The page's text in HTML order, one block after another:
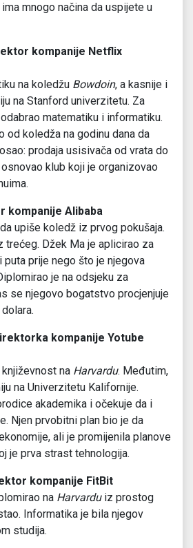
mnogo načina da uspijete u
kompanije Netflix
na koledžu Bowdoin, a kasnije i
na Stanford univerzitetu. Za
matematiku i informatiku.
od koledža na godinu dana da
prodaja usisivača od vrata do
klub koji je organizovao
kompanije Alibaba
upiše koledž iz prvog pokušaja.
trećeg. Džek Ma je aplicirao za
puta prije nego što je njegova
je na odsjeku za
se njegovo bogatstvo procjenjuje
kompanije Yotube
na Harvardu. Međutim,
na Univerzitetu Kalifornije.
akademika i očekuje da i
Njen prvobitni plan bio je da
ali je promijenila planove
je prva strast tehnologija.
kompanije FitBit
na Harvarduiz prostog
Informatika je bila njegov
studija.